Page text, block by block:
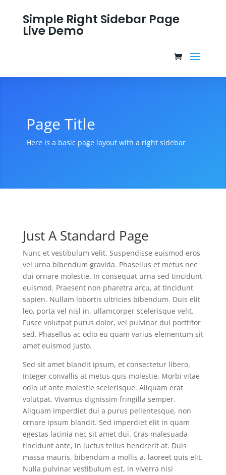
Simple Right Sidebar Page
Live Demo
Page Title
Here is a basic page layout with a right sidebar
Just A Standard Page
Nunc et vestibulum velit. Suspendisse euismod eros
vel urna bibendum gravida. Phasellus et metus nec
dui ornare molestie. In consequat urna sed tincidunt
euismod. Praesent non pharetra arcu, at tincidunt
sapien. Nullam lobortis ultricies bibendum. Duis elit
leo, porta vel nisl in, ullamcorper scelerisque velit.
Fusce volutpat purus dolor, vel pulvinar dui porttitor
sed. Phasellus ac odio eu quam varius elementum sit
amet euismod justo.
Sed sit amet blandit ipsum, et consectetur libero.
Integer convallis at metus quis molestie. Morbi vitae
odio ut ante molestie scelerisque. Aliquam erat
volutpat. Vivamus dignissim fringilla semper.
Aliquam imperdiet dui a purus pellentesque, non
ornare ipsum blandit. Sed imperdiet elit in quam
egestas lacinia nec sit amet dui. Cras malesuada
tincidunt ante, in luctus tellus hendrerit at. Duis
massa mauris, bibendum a mollis a, laoreet quis elit.
Nulla pulvinar vestibulum est, in viverra nisi